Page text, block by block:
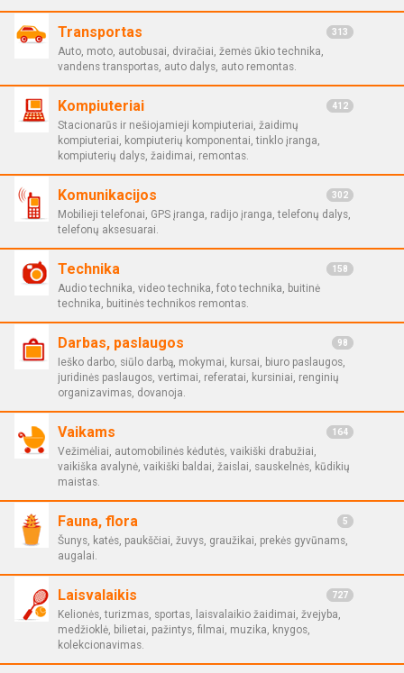
Transportas 313
Auto, moto, autobusai, dviračiai, žemės ūkio technika,
vandens transportas, auto dalys, auto remontas.
Kompiuteriai 412
Stacionarūs ir nešiojamieji kompiuteriai, žaidimų
kompiuteriai, kompiuterių komponentai, tinklo įranga,
kompiuterių dalys, žaidimai, remontas.
Komunikacijos 302
Mobilieji telefonai, GPS įranga, radijo įranga, telefonų dalys,
telefonų aksesuarai.
Technika 158
Audio technika, video technika, foto technika, buitinė
technika, buitinės technikos remontas.
Darbas, paslaugos 98
Ieško darbo, siūlo darbą, mokymai, kursai, biuro paslaugos,
juridinės paslaugos, vertimai, referatai, kursiniai, renginių
organizavimas, dovanoja.
Vaikams 164
Vežimėliai, automobilinės kėdutės, vaikiški drabužiai,
vaikiška avalynė, vaikiški baldai, žaislai, sauskelnės, kūdikių
maistas.
Fauna, flora 5
Šunys, katės, paukščiai, žuvys, graužikai, prekės gyvūnams,
augalai.
Laisvalaikis 727
Kelionės, turizmas, sportas, laisvalaikio žaidimai, žvejyba,
medžioklė, bilietai, pažintys, filmai, muzika, knygos,
kolekcionavimas.